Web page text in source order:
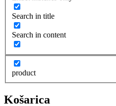
Search in title
Search in content
product
Košarica